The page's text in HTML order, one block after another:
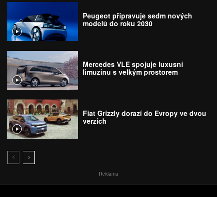
Peugeot připravuje sedm nových
modelů do roku 2030
Mercedes VLE spojuje luxusní
limuzínu s velkým prostorem
Fiat Grizzly dorazí do Evropy ve dvou
verzích
Reklama